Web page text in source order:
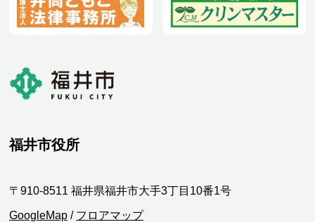
福井市役所
〒910-8511 福井県福井市大手3丁目10番1号
GoogleMap / フロアマップ